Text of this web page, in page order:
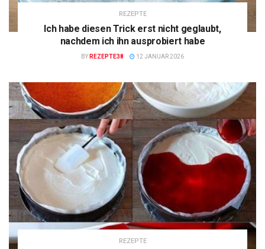
REZEPTE
Ich habe diesen Trick erst nicht geglaubt,
nachdem ich ihn ausprobiert habe
BY REZEPTE38 12 JANUAR 2026
REZEPTE